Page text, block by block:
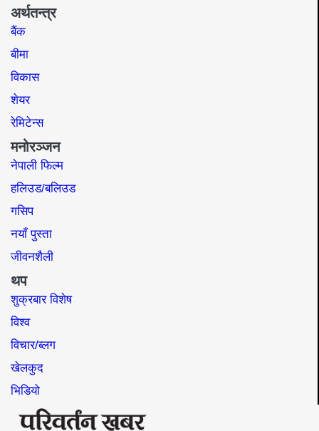
अर्थतन्त्र
बैंक
बीमा
विकास
शेयर
रेमिटेन्स
मनोरञ्जन
नेपाली फिल्म
हलिउड/बलिउड
गसिप
नयाँ पुस्ता
जीवनशैली
थप
शुक्रबार विशेष
विश्व
विचार/ब्लग
खेलकुद
भिडियो